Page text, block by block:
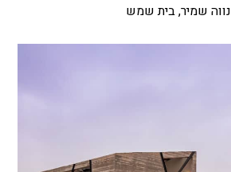
נווה שמיר, בית שמש